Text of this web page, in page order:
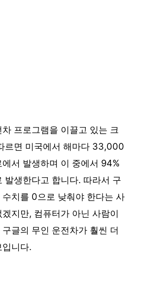
프로그램을 이끌고 있는 크
르면 미국에서 해마다 33,000
서 발생하며 이 중에서 94%
발생한다고 합니다. 따라서 구
수치를 0으로 낮춰야 한다는 사
지만, 컴퓨터가 아닌 사람이
글의 무인 운전차가 훨씬 더
니다.